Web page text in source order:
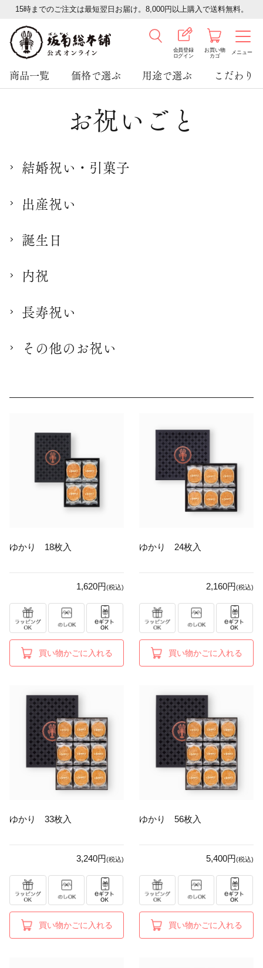
15時までのご注文は最短翌日お届け。8,000円以上購入で送料無料。
会員登録
ログイン
お買い物
カゴ
メニュー
商品一覧 価格で選ぶ 用途で選ぶ こだわり
お祝いごと
結婚祝い・引菓子
出産祝い
誕生日
内祝
長寿祝い
その他のお祝い
ゆかり 18枚入
1,620円(税込)
買い物かごに入れる
ゆかり 24枚入
2,160円(税込)
買い物かごに入れる
ゆかり 33枚入
3,240円(税込)
買い物かごに入れる
ゆかり 56枚入
5,400円(税込)
買い物かごに入れる